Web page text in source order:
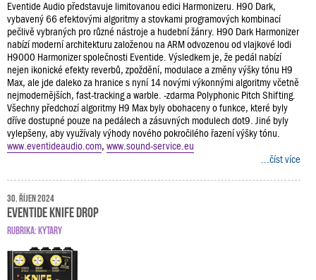
Eventide Audio představuje limitovanou edici Harmonizeru. H90 Dark,
vybavený 66 efektovými algoritmy a stovkami programových kombinací
pečlivě vybraných pro různé nástroje a hudební žánry. H90 Dark Harmonizer
nabízí moderní architekturu založenou na ARM odvozenou od vlajkové lodi
H9000 Harmonizer společnosti Eventide. Výsledkem je, že pedál nabízí
nejen ikonické efekty reverbů, zpoždění, modulace a změny výšky tónu H9
Max, ale jde daleko za hranice s nyní 14 novými výkonnými algoritmy včetně
nejmodernějších, fast-tracking a warble. -zdarma Polyphonic Pitch Shifting.
Všechny předchozí algoritmy H9 Max byly obohaceny o funkce, které byly
dříve dostupné pouze na pedálech a zásuvných modulech dot9. Jiné byly
vylepšeny, aby využívaly výhody nového pokročilého řazení výšky tónu.
www.eventideaudio.com, www.sound-service.eu
...číst více
30. říjen 2024
Eventide Knife Drop
RUBRIKA:KYTARY